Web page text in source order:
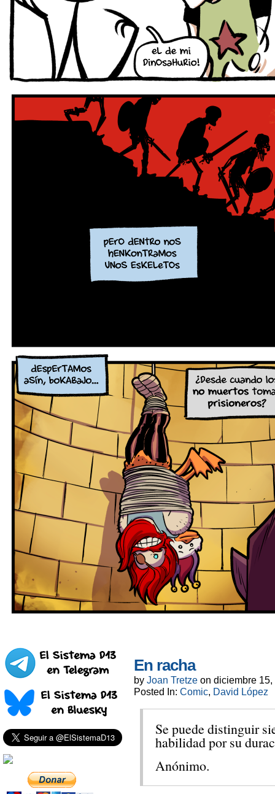
En racha
by Joan Tretze on diciembre 15,
Posted In: Comic, David López
Se puede distinguir
habilidad por su
Anónimo.